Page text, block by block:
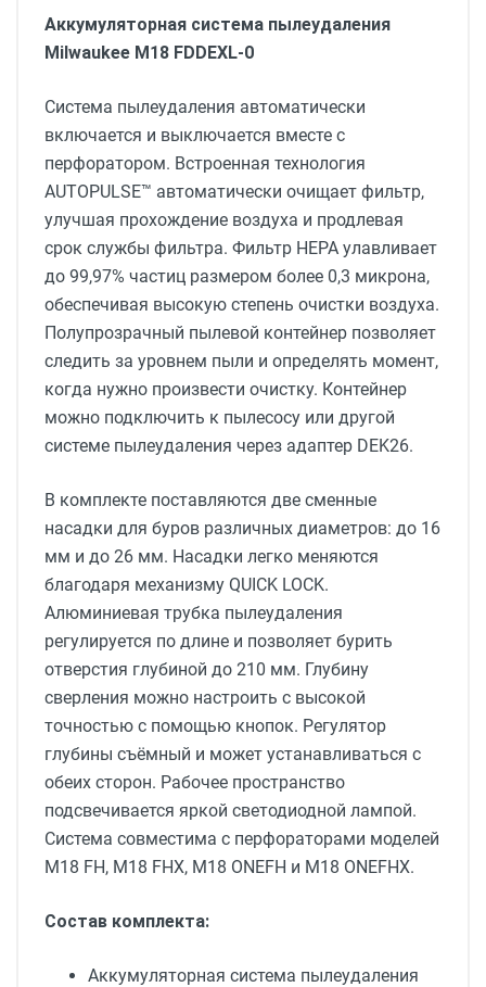
Аккумуляторная система пылеудаления
Milwaukee M18 FDDEXL-0
Система пылеудаления автоматически
включается и выключается вместе с
перфоратором. Встроенная технология
AUTOPULSE™ автоматически очищает фильтр,
улучшая прохождение воздуха и продлевая
срок службы фильтра. Фильтр HEPA улавливает
до 99,97% частиц размером более 0,3 микрона,
обеспечивая высокую степень очистки воздуха.
Полупрозрачный пылевой контейнер позволяет
следить за уровнем пыли и определять момент,
когда нужно произвести очистку. Контейнер
можно подключить к пылесосу или другой
системе пылеудаления через адаптер DEK26.
В комплекте поставляются две сменные
насадки для буров различных диаметров: до 16
мм и до 26 мм. Насадки легко меняются
благодаря механизму QUICK LOCK.
Алюминиевая трубка пылеудаления
регулируется по длине и позволяет бурить
отверстия глубиной до 210 мм. Глубину
сверления можно настроить с высокой
точностью с помощью кнопок. Регулятор
глубины съёмный и может устанавливаться с
обеих сторон. Рабочее пространство
подсвечивается яркой светодиодной лампой.
Система совместима с перфораторами моделей
M18 FH, M18 FHX, M18 ONEFH и M18 ONEFHX.
Состав комплекта:
Аккумуляторная система пылеудаления